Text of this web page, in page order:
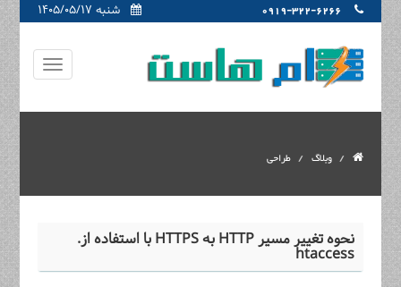
شنبه ۱۴۰۵/۰۵/۱۷ 0919-322-6266
وبلاگ طراحی
نحوه تغییر مسیر HTTP به HTTPS با استفاده از.
htaccess